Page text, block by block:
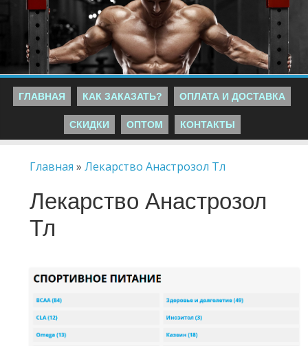
ГЛАВНАЯ КАК ЗАКАЗАТЬ? ОПЛАТА И ДОСТАВКА
СКИДКИ ОПТОМ КОНТАКТЫ
Главная »Лекарство Анастрозол Тл
Лекарство Анастрозол
Тл